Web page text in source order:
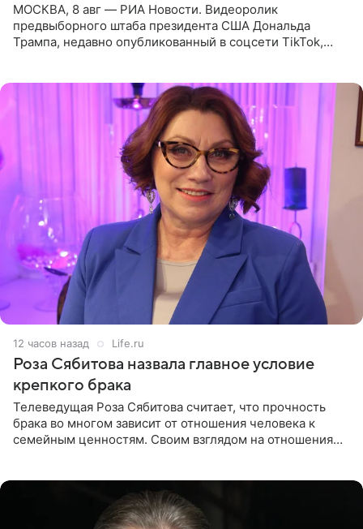
МОСКВА, 8 авг — РИА Новости. Видеоролик
предвыборного штаба президента США Дональда
Трампа, недавно опубликованный в соцсети TikTok,
12 часов назад Life.ru
Роза Сябитова назвала главное условие
крепкого брака
Телеведущая Роза Сябитова считает, что прочность
брака во многом зависит от отношения человека к
семейным ценностям. Своим взглядом на отношения